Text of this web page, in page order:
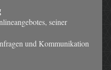
seiner
und Kommunikation